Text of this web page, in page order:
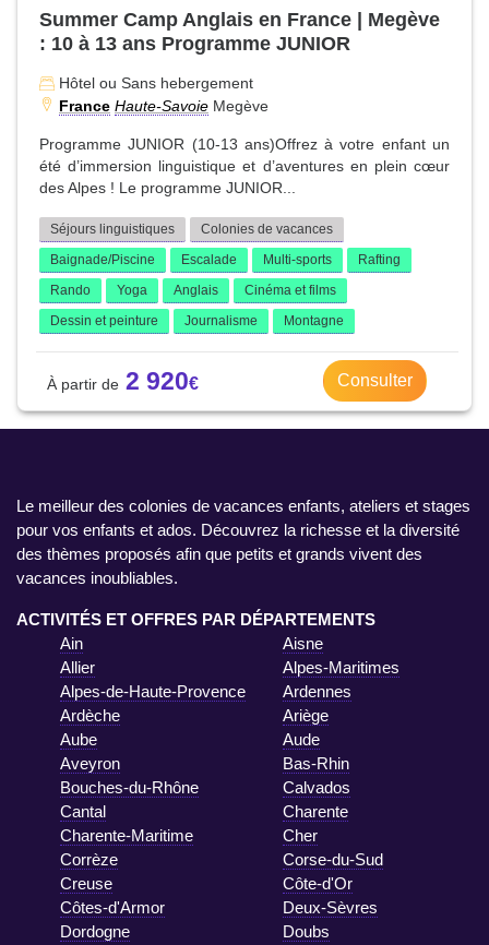
Summer Camp Anglais en France | Megève
: 10 à 13 ans Programme JUNIOR
Hôtel ou Sans hebergement
France Haute-Savoie Megève
Programme JUNIOR (10-13 ans)Offrez à votre enfant un
été d’immersion linguistique et d’aventures en plein cœur
des Alpes ! Le programme JUNIOR...
Séjours linguistiques
Colonies de vacances
Baignade/Piscine
Escalade Multi-sports
Rafting
Rando
Yoga Anglais
Cinéma et films
Dessin et peinture
Journalisme Montagne
2 920 Consulter
Le meilleur des colonies de vacances enfants, ateliers et stages
pour vos enfants et ados. Découvrez la richesse et la diversité
des thèmes proposés afin que petits et grands vivent des
vacances inoubliables.
ACTIVITÉS ET OFFRES PAR DÉPARTEMENTS
Ain
Aisne
Allier
Alpes-Maritimes
Alpes-de-Haute-Provence
Ardennes
Ardèche
Ariège
Aube
Aude
Aveyron
Bas-Rhin
Bouches-du-Rhône
Calvados
Cantal
Charente
Charente-Maritime
Cher
Corrèze
Corse-du-Sud
Creuse
Côte-d'Or
Côtes-d'Armor
Deux-Sèvres
Dordogne
Doubs